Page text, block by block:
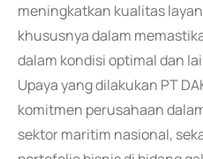
meningkatkan kualitas
khususnya dalam
dalam kondisi optimal dan
Upaya yang dilakukan PT
komitmen perusahaan
sektor maritim nasional,